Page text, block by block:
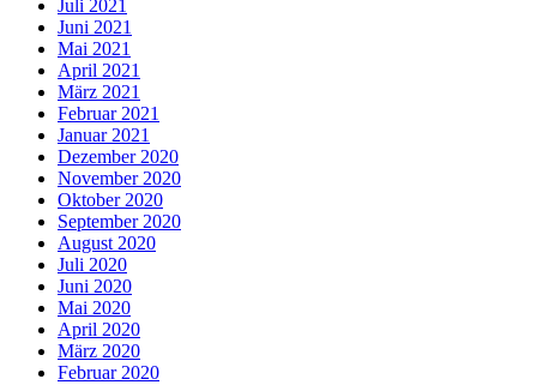
Juli 2021
Juni 2021
Mai 2021
April 2021
März 2021
Februar 2021
Januar 2021
Dezember 2020
November 2020
Oktober 2020
September 2020
August 2020
Juli 2020
Juni 2020
Mai 2020
April 2020
März 2020
Februar 2020